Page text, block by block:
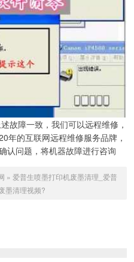
故障一致，我们可以远程维修，
年的互联网远程维修服务品牌，
认问题，将机器故障进行咨询
» 爱普生喷墨打印机废墨清理_爱普
墨清理视频?